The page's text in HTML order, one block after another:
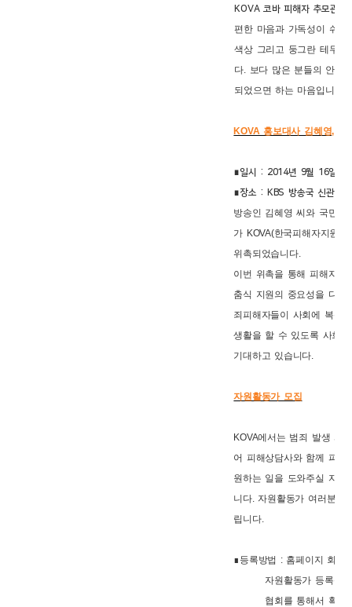
KOVA 코바 피해자 추모관
편한 마음과 가독성이 쉬운
색상 그리고 둥그란 테두리
다. 보다 많은 분들의 안정
되었으면 하는 마음입니다.
KOVA 홍보대사 김혜영, 오
∎일시 : 2014년 9월 16일
∎장소 : KBS 방송국 신관
방송인 김혜영 씨와 국민주
가 KOVA(한국피해자지원
위촉되었습니다.
이번 위촉을 통해 피해자들
춤식 지원의 중요성을 다방
죄피해자들이 사회에 복귀
생활을 할 수 있도록 사회
기대하고 있습니다.
자원활동가 모집
KOVA에서는 범죄 발생 시,
어 피해상담사와 함께 피해
원하는 일을 도와주실 자원
니다. 자원활동가 여러분의
립니다.
∎등록방법 : 홈페이지 회원
자원활동가 등록신청
협회를 통해서 확인